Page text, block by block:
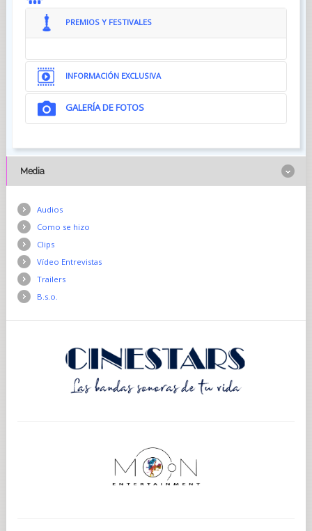
PREMIOS Y FESTIVALES
INFORMACIÓN EXCLUSIVA
GALERÍA DE FOTOS
Media
Audios
Como se hizo
Clips
Vídeo Entrevistas
Trailers
B.s.o.